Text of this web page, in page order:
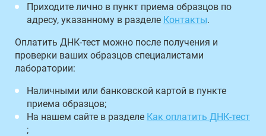
Приходите лично в пункт приема образцов по
адресу, указанному в разделе Контакты.
Оплатить ДНК-тест можно после получения и
проверки ваших образцов специалистами
лаборатории:
Наличными или банковской картой в пункте
приема образцов;
На нашем сайте в разделе Как оплатить ДНК-тест
;